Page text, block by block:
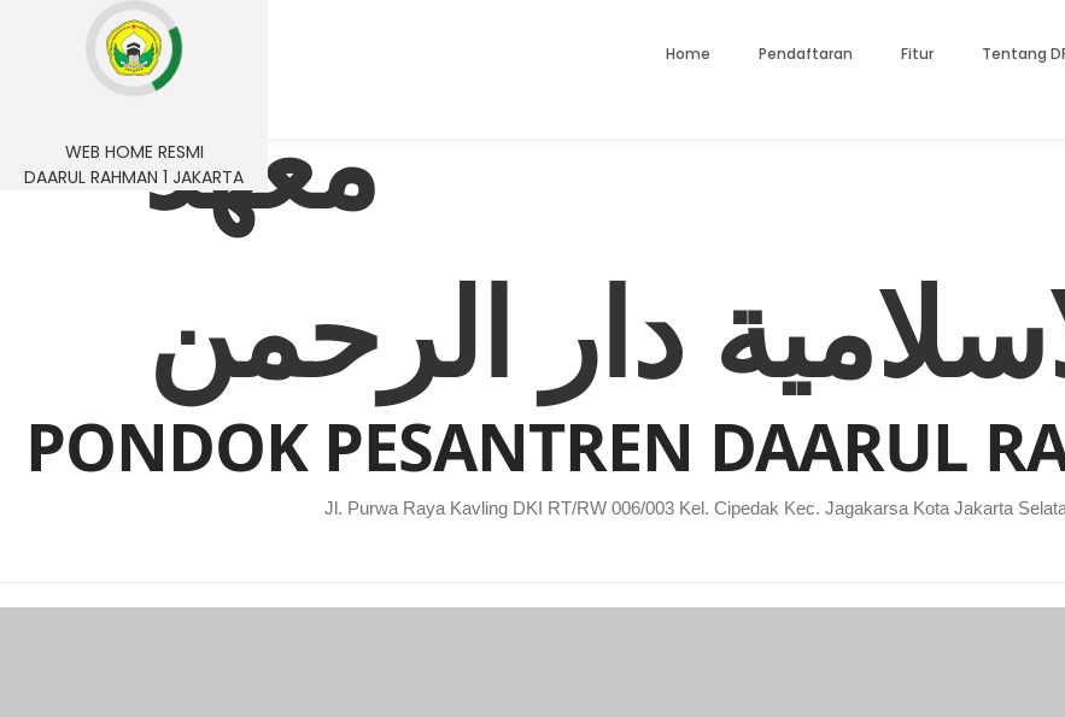
WEB HOME RESMI
DAARUL RAHMAN 1 JAKARTA
Home Pendaftaran Fitur Tentang
معهد
دار الرحمن
PONDOK PESANTREN DAARUL
Jl. Purwa Raya Kavling DKI RT/RW 006/003 Kel. Cipedak Kec. Jagakarsa Kota Jakarta